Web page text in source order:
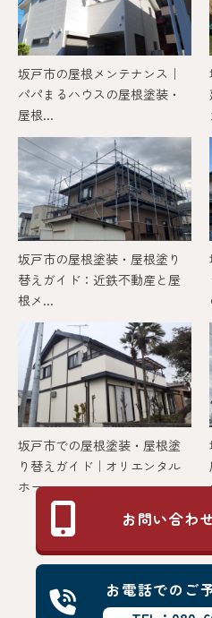
坂戸市の屋根メンテナンス｜
パパまるハウスの屋根塗装・
屋根...
坂戸市の屋根塗装・屋根塗り
替えガイド：近鉄不動産と屋
根メ...
坂戸市での屋根塗装・屋根塗
り替えガイド｜オリエンタル
ホー...
お問い合わ
お電話でのご